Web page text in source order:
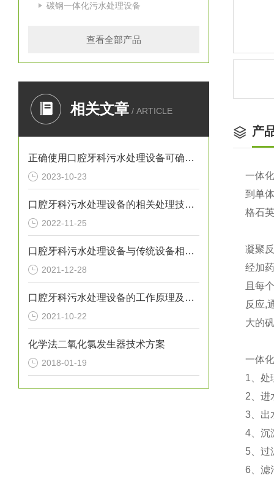
碳钢一体化污水处理设备
查看全部产品
相关文章 / ARTICLE
正确使用口腔牙科污水处理设备可确保处理效果
2023-10-23
口腔牙科污水处理设备的相关处理技术介绍
2022-11-25
口腔牙科污水处理设备与传统设备相比的优势介绍
2021-12-28
口腔牙科污水处理设备的工作原理及出故障时需采取的措施介绍
2021-10-22
化学法二氧化氯发生器技术方案
2018-01-19
产
一体
到单
格石
凝聚
经加
且每
反应,
大的
一体
1、处
2、进
3、出
4、沉
5、过
6、滤